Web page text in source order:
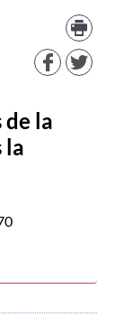
de la
la